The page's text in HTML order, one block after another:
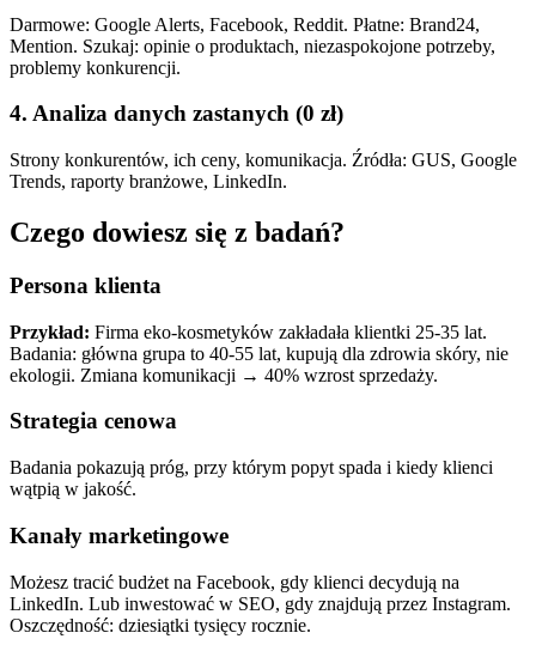
Darmowe: Google Alerts, Facebook, Reddit. Płatne: Brand24,
Mention. Szukaj: opinie o produktach, niezaspokojone potrzeby,
problemy konkurencji.
4. Analiza danych zastanych (0 zł)
Strony konkurentów, ich ceny, komunikacja. Źródła: GUS, Google
Trends, raporty branżowe, LinkedIn.
Czego dowiesz się z badań?
Persona klienta
Przykład: Firma eko-kosmetyków zakładała klientki 25-35 lat.
Badania: główna grupa to 40-55 lat, kupują dla zdrowia skóry, nie
ekologii. Zmiana komunikacji → 40% wzrost sprzedaży.
Strategia cenowa
Badania pokazują próg, przy którym popyt spada i kiedy klienci
wątpią w jakość.
Kanały marketingowe
Możesz tracić budżet na Facebook, gdy klienci decydują na
LinkedIn. Lub inwestować w SEO, gdy znajdują przez Instagram.
Oszczędność: dziesiątki tysięcy rocznie.